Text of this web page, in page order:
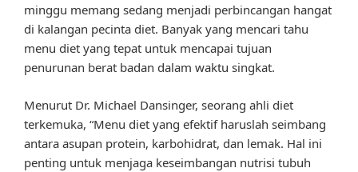
minggu memang sedang menjadi perbincangan hangat
di kalangan pecinta diet. Banyak yang mencari tahu
menu diet yang tepat untuk mencapai tujuan
penurunan berat badan dalam waktu singkat.
Menurut Dr. Michael Dansinger, seorang ahli diet
terkemuka, “Menu diet yang efektif haruslah seimbang
antara asupan protein, karbohidrat, dan lemak. Hal ini
penting untuk menjaga keseimbangan nutrisi tubuh